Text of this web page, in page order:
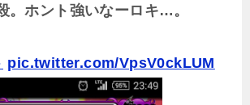
。ホント強いなーロキ…。
pic.twitter.com/VpsV0ckLUM